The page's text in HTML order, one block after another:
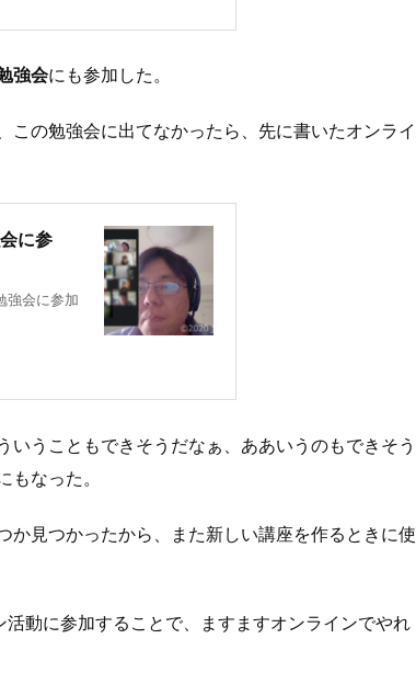
強会にも参加した。
の勉強会に出てなかったら、先に書いたオンライ
に参
強会に参加
うこともできそうだなぁ、ああいうのもできそう
なった。
か見つかったから、また新しい講座を作るときに使
動に参加することで、ますますオンラインでやれ